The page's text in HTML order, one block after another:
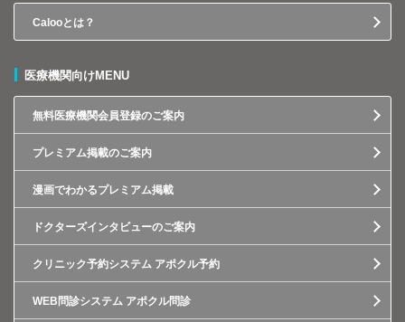
Calooとは？
医療機関向けMENU
無料医療機関会員登録のご案内
プレミアム掲載のご案内
漫画でわかるプレミアム掲載
ドクターズインタビューのご案内
クリニック予約システム アポクル予約
WEB問診システム アポクル問診